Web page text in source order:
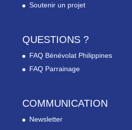
Soutenir un projet
QUESTIONS ?
FAQ Bénévolat Philippines
FAQ Parrainage
COMMUNICATION
Newsletter